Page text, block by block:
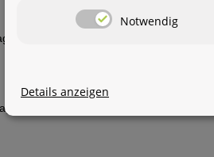
Notwendig
Details anzeigen